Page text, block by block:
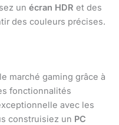
un écran HDR et des
des couleurs précises.
marché gaming grâce à
fonctionnalités
avec les
construisiez un PC